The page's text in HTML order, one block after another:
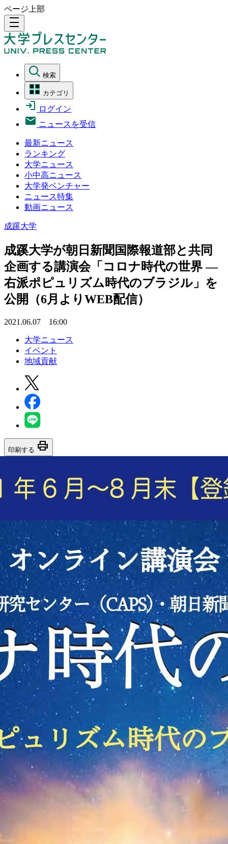
ページ上部
density_medium
検索
カテゴリ
ログイン
ニュースを受信
最新ニュース
ランキング
大学ニュース
小中高ニュース
大学発ベンチャー
ニュース特集
動画ニュース
成蹊大学
成蹊大学が朝日新聞国際報道部と共同
企画する講演会「コロナ時代の世界 —
右派ポピュリズム時代のブラジル」を
公開（6月よりWEB配信）
2021.06.07 16:00
大学ニュース
イベント
地域貢献
印刷する print